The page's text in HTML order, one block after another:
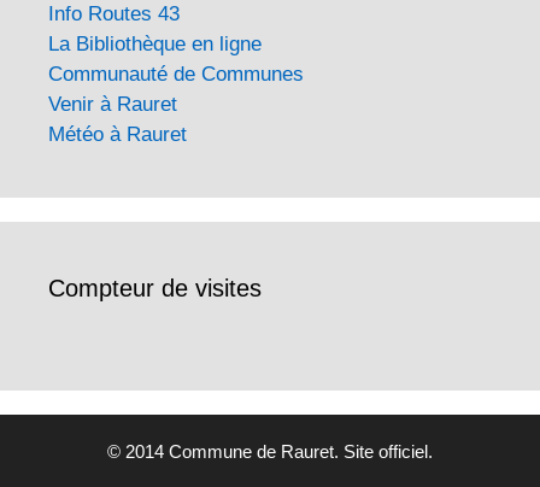
Info Routes 43
La Bibliothèque en ligne
Communauté de Communes
Venir à Rauret
Météo à Rauret
Compteur de visites
© 2014 Commune de Rauret. Site officiel.